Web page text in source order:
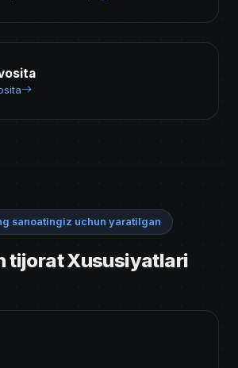
sanoatingiz uchun yaratilgan
tijorat Xususiyatlari